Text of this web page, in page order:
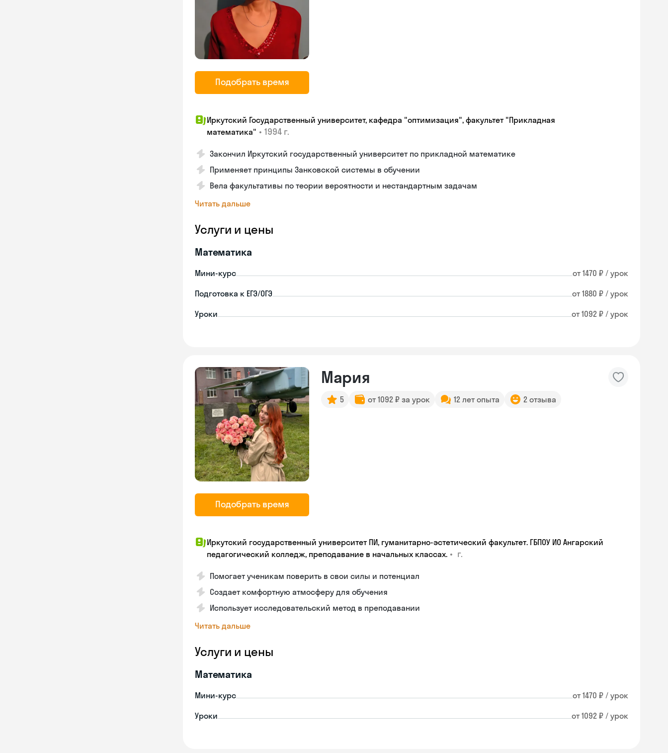
Подобрать время
Иркутский Государственный университет, кафедра "оптимизация", факультет "Прикладная
математика" • 1994 г.
Закончил Иркутский государственный университет по прикладной математике
Применяет принципы Занковской системы в обучении
Вела факультативы по теории вероятности и нестандартным задачам
Читать дальше
Услуги и цены
Математика
Мини-курс от 1470 ₽ / урок
Подготовка к ЕГЭ/ОГЭ от 1880 ₽ / урок
Уроки от 1092 ₽ / урок
Подобрать время
Мария
5 от 1092 ₽ за урок 12 лет опыта 2 отзыва
Иркутский государственный университет ПИ, гуманитарно-эстетический факультет. ГБПОУ ИО Ангарский
педагогический колледж, преподавание в начальных классах. • г.
Помогает ученикам поверить в свои силы и потенциал
Создает комфортную атмосферу для обучения
Использует исследовательский метод в преподавании
Читать дальше
Услуги и цены
Математика
Мини-курс от 1470 ₽ / урок
Уроки от 1092 ₽ / урок